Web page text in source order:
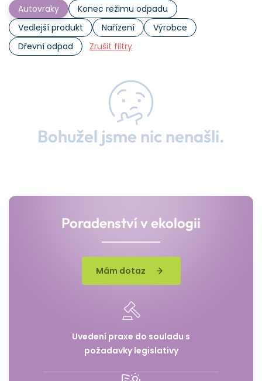
Autovraky
Konec režimu odpadu
Vedlejší produkt
Nařízení
Výrobce
Dřevní odpad
Zrušit filtry
Bohužel jsme nic nenašli.
Poradenství v ekologii
Mám dotaz
Uvedení praxe do souladu s
požadavky legislativy